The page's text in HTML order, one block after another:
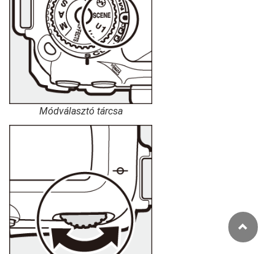
Módválasztó tárcsa